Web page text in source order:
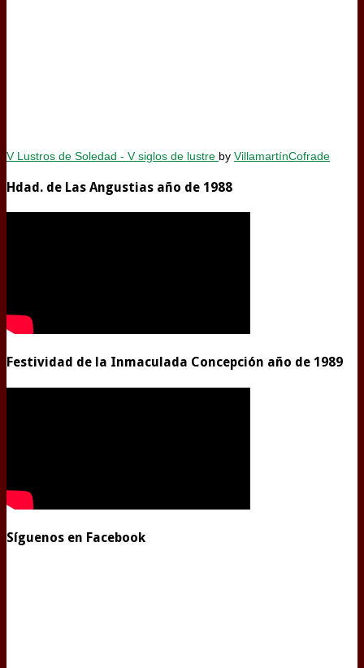
V Lustros de Soledad - V siglos de lustre by VillamartínCofrade
Hdad. de Las Angustias año de 1988
Festividad de la Inmaculada Concepción año de 1989
Síguenos en Facebook